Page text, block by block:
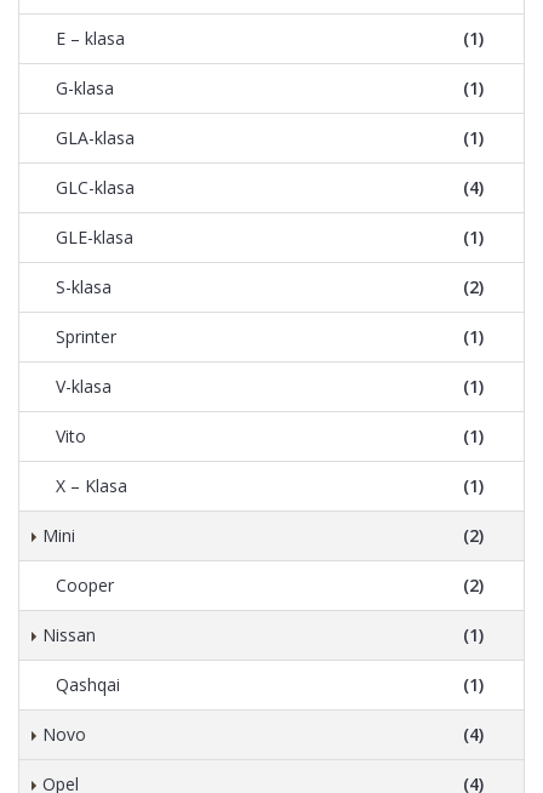
E – klasa (1)
G-klasa (1)
GLA-klasa (1)
GLC-klasa (4)
GLE-klasa (1)
S-klasa (2)
Sprinter (1)
V-klasa (1)
Vito (1)
X – Klasa (1)
Mini (2)
Cooper (2)
Nissan (1)
Qashqai (1)
Novo (4)
Opel (4)